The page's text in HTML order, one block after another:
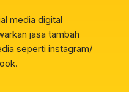
media digital
jasa tambah
seperti instagram/